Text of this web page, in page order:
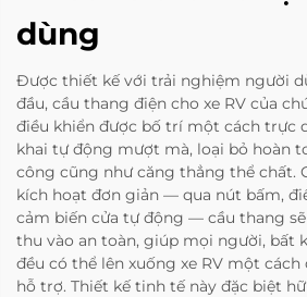
dùng
Được thiết kế với trải nghiệm người
đầu, cầu thang điện cho xe RV của
điều khiển được bố trí một cách trực
khai tự động mượt mà, loại bỏ hoàn
công cũng như căng thẳng thể chất.
kích hoạt đơn giản — qua nút bấm,
cảm biến cửa tự động — cầu thang
thu vào an toàn, giúp mọi người, bất
đều có thể lên xuống xe RV một cách
hỗ trợ. Thiết kế tinh tế này đặc biệt